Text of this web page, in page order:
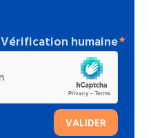
Vérification humaine
VALIDER